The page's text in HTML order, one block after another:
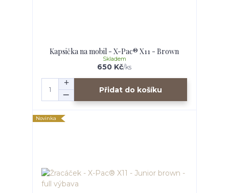
Kapsička na mobil - X-Pac® X11 - Brown
650 Kč/ks
Skladem
Přidat do košíku
Novinka